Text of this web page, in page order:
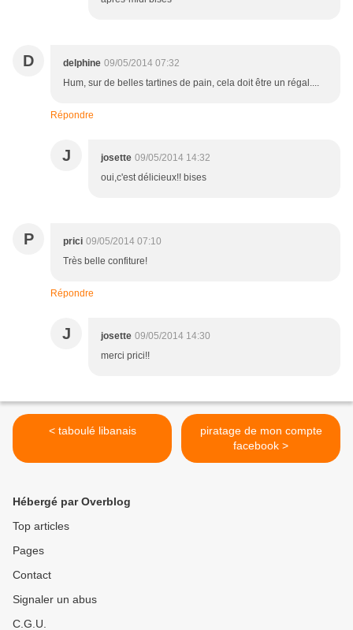
D delphine 09/05/2014 07:32
Hum, sur de belles tartines de pain, cela doit être un régal....
Répondre
J josette 09/05/2014 14:32
oui,c'est délicieux!! bises
P prici 09/05/2014 07:10
Très belle confiture!
Répondre
J josette 09/05/2014 14:30
merci prici!!
< taboulé libanais
piratage de mon compte
facebook >
Hébergé par Overblog
Top articles
Pages
Contact
Signaler un abus
C.G.U.